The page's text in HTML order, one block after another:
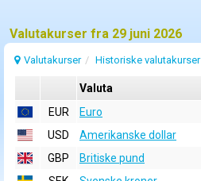
Valutakurser fra 29 juni 2026
Valutakurser Historiske valutakurser
Valuta
EUR
Euro
USD
Amerikanske dollar
GBP
Britiske pund